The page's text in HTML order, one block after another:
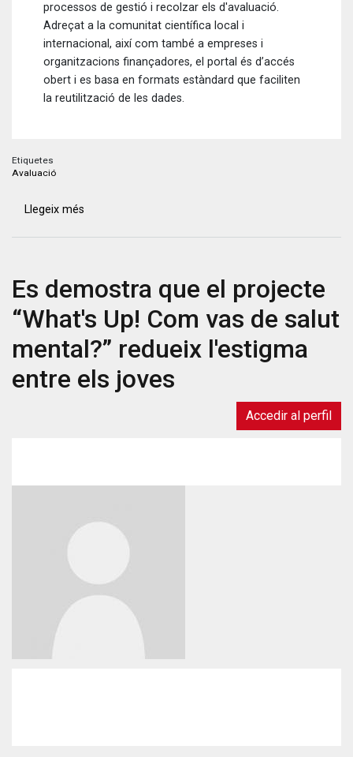
processos de gestió i recolzar els d'avaluació.
Adreçat a la comunitat científica local i
internacional, així com també a empreses i
organitzacions finançadores, el portal és d’accés
obert i es basa en formats estàndard que faciliten
la reutilització de les dades.
Etiquetes
Avaluació
Llegeix més
Recerca
de
les
Universitats
de
Catalunya
Es demostra que el projecte
“What's Up! Com vas de salut
mental?” redueix l'estigma
entre els joves
Accedir al perfil